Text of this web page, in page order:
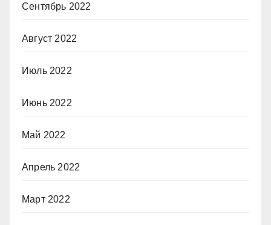
Сентябрь 2022
Август 2022
Июль 2022
Июнь 2022
Май 2022
Апрель 2022
Март 2022